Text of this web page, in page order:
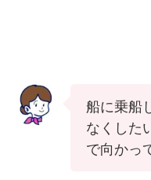
船に乗船
なくした
で向かっ